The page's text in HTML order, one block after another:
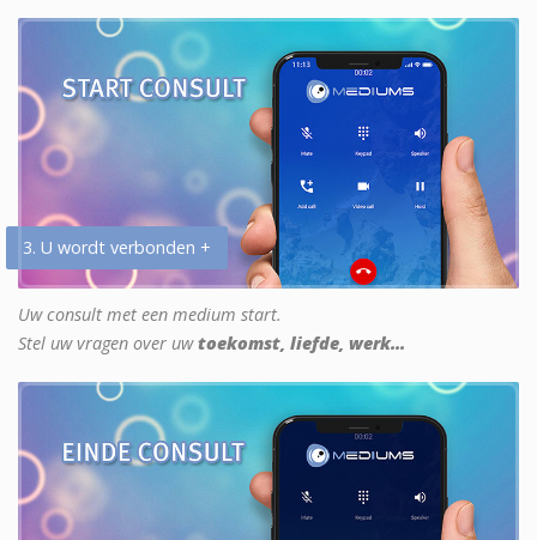
3. U wordt verbonden +
Uw consult met een medium start.
Stel uw vragen over uwtoekomst, liefde, werk...